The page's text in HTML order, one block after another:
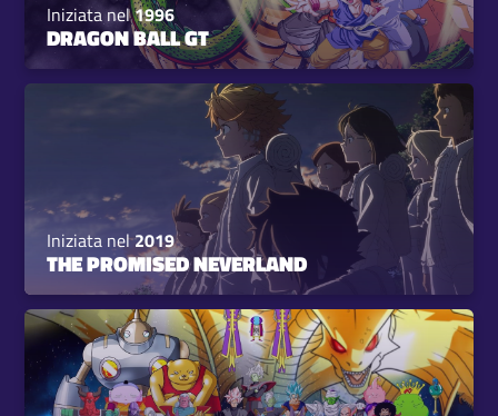
Iniziata nel1996
DRAGON BALL GT
Iniziata nel2019
THE PROMISED NEVERLAND